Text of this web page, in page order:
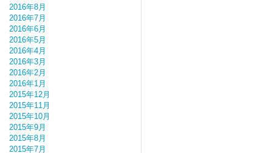
2016年8月
2016年7月
2016年6月
2016年5月
2016年4月
2016年3月
2016年2月
2016年1月
2015年12月
2015年11月
2015年10月
2015年9月
2015年8月
2015年7月